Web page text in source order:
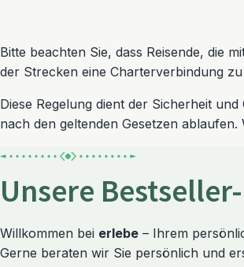
Bitte beachten Sie, dass Reisende, die
der Strecken eine Charterverbindung
Diese Regelung dient der Sicherheit
nach den geltenden Gesetzen
Unsere
Willkommen bei erlebe – Ihrem
Gerne beraten wir Sie persönlich und